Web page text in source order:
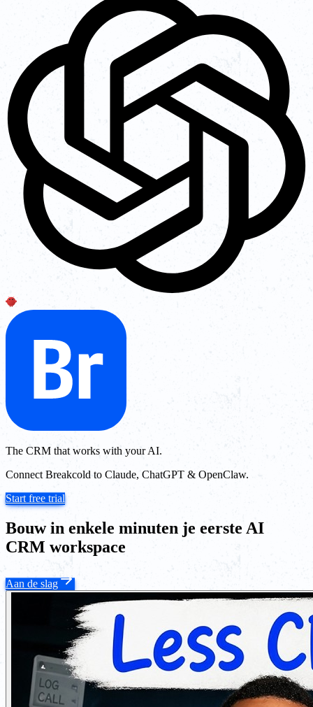
The CRM that works with your AI.
Connect Breakcold to Claude, ChatGPT & OpenClaw.
Start free trial
Bouw in enkele minuten je eerste AI
CRM workspace
Aan de slag